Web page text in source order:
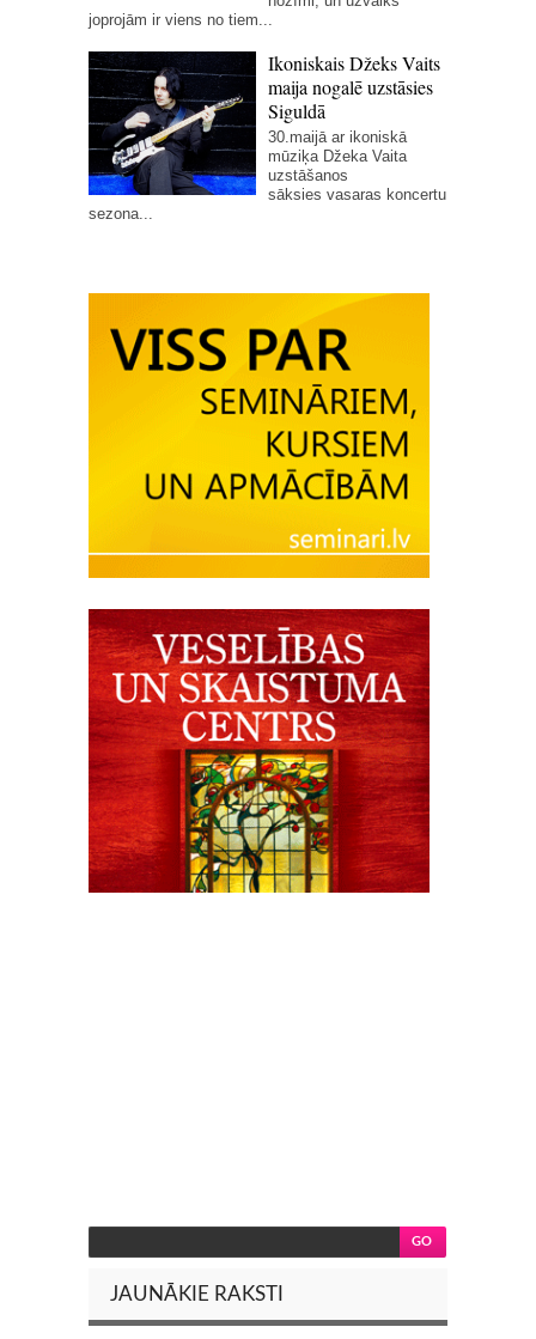
joprojām ir viens no tiem...
Ikoniskais Džeks Vaits
maija nogalē uzstāsies
Siguldā
30.maijā ar ikoniskā
mūziķa Džeka Vaita
uzstāšanos
sāksies vasaras koncertu
sezona...
JAUNĀKIE RAKSTI